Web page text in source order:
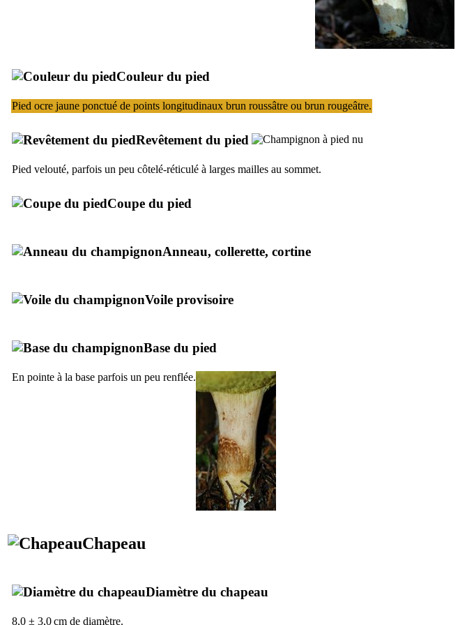
Couleur du pied
Pied ocre jaune ponctué de points longitudinaux brun roussâtre ou brun rougeâtre.
Revêtement du pied
Pied velouté, parfois un peu côtelé-réticulé à larges mailles au sommet.
Coupe du pied
Anneau, collerette, cortine
Voile provisoire
Base du pied
En pointe à la base parfois un peu renflée.
Chapeau
Diamètre du chapeau
8,0 ± 3,0 cm de diamètre.